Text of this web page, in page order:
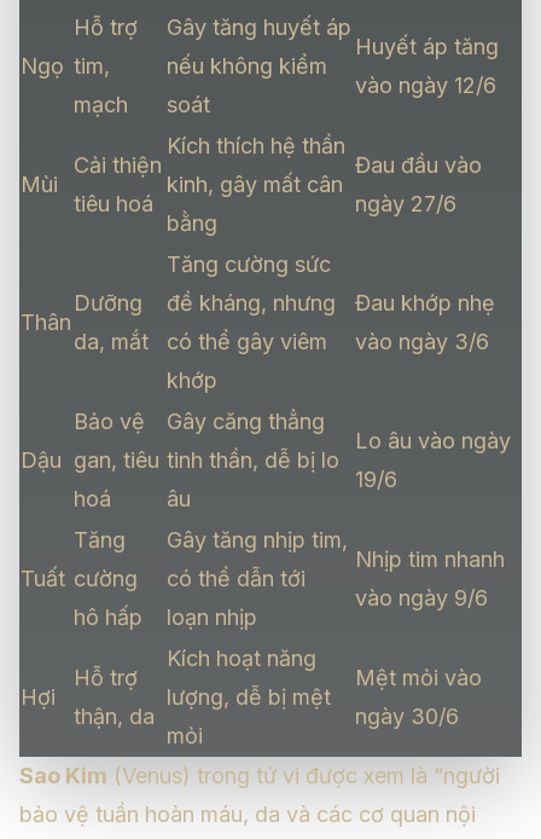
Ngọ
Hỗ trợ
tim,
mạch
Gây tăng huyết áp
nếu không kiểm
soát
Huyết áp tăng
vào ngày 12/6
Mùi
Cải thiện
tiêu hoá
Kích thích hệ thần
kinh, gây mất cân
bằng
Đau đầu vào
ngày 27/6
Thân
Dưỡng
da, mắt
Tăng cường sức
đề kháng, nhưng
có thể gây viêm
khớp
Đau khớp nhẹ
vào ngày 3/6
Dậu
Bảo vệ
gan, tiêu
hoá
Gây căng thẳng
tinh thần, dễ bị lo
âu
Lo âu vào ngày
19/6
Tuất
Tăng
cường
hô hấp
Gây tăng nhịp tim,
có thể dẫn tới
loạn nhịp
Nhịp tim nhanh
vào ngày 9/6
Hợi
Hỗ trợ
thận, da
Kích hoạt năng
lượng, dễ bị mệt
mỏi
Mệt mỏi vào
ngày 30/6
Sao Kim (Venus) trong tử vi được xem là “người
bảo vệ tuần hoàn máu, da và các cơ quan nội